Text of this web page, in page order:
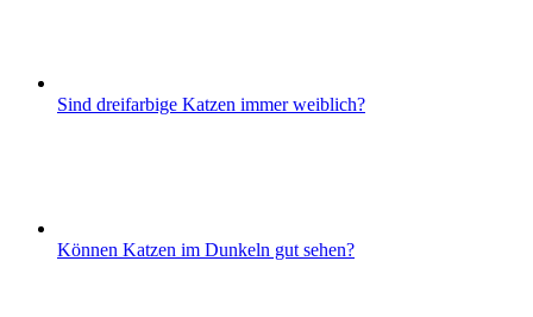
Sind dreifarbige Katzen immer weiblich?
Können Katzen im Dunkeln gut sehen?